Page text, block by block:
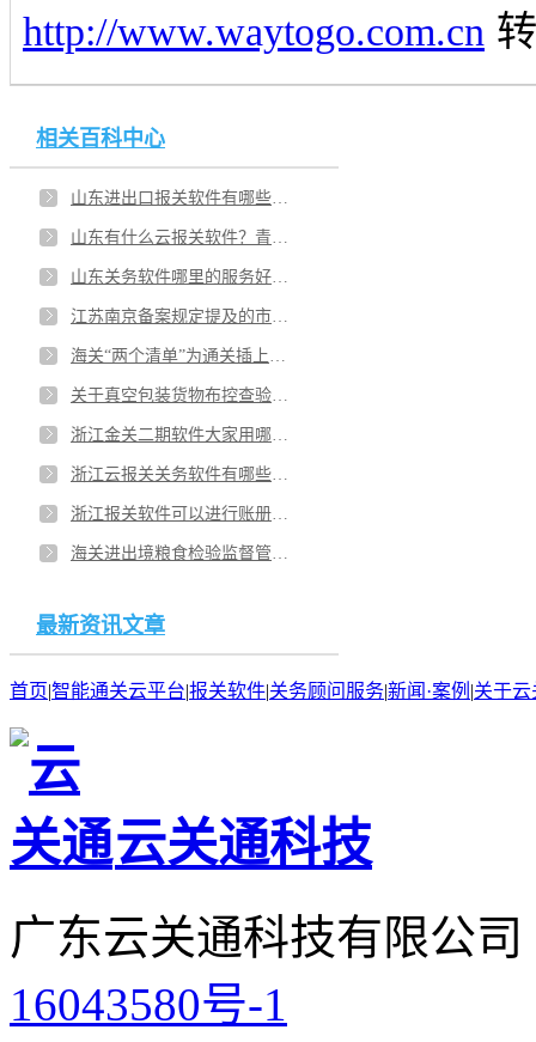
http://www.waytogo.com.cn
相关百科中心
山东进出口报关软件有哪些种类？济南有进行报关系统开发的公司吗？
山东有什么云报关软件？青岛哪些报关软件的发展前景好？
山东关务软件哪里的服务好？淄博报关软件哪个好用？
江苏南京备案规定提及的市场主体资格具体是指什么？南京企业关务管理系统是否符合企业要求？
海关“两个清单”为通关插上便捷“翅膀”！江苏南京智能报关云平台三类作用优势？
关于真空包装货物布控查验企业具备哪些条件可以应用？上海企业想咨询关务顾问服务有哪些机构可以选？
浙江金关二期软件大家用哪个比较多？杭州金关二期报关软件有介绍吗？
浙江云报关关务软件有哪些？宁波口碑好的云报关软件有哪些？
浙江报关软件可以进行账册管理吗？温州关务软件哪个好？
海关进出境粮食检验监督管理受理条件有哪些？安徽合肥加工贸易关务管理软件跟企业配套使用吗？
最新资讯文章
首页 智能通关云平台 报关软件 关务顾问服务新闻·案例 关于云
云关通科技
广东云关通科技有限公
16043580号-1